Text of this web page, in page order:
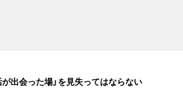
出会った場」を見失ってはならない